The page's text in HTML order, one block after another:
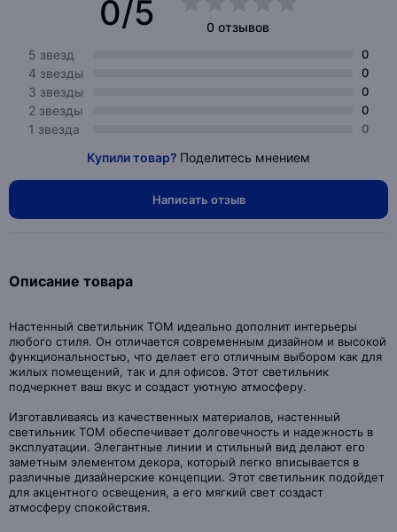
0/5
0 отзывов
5 звезд
0
4 звезды 0
3 звезды 0
2 звезды 0
1 звезда 0
Купили товар? Поделитесь мнением
Написать отзыв
Описание товара
Настенный светильник TOM идеально дополнит интерьеры
любого стиля. Он отличается современным дизайном и высокой
функциональностью, что делает его отличным выбором как для
жилых помещений, так и для офисов. Этот светильник
подчеркнет ваш вкус и создаст уютную атмосферу.
Изготавливаясь из качественных материалов, настенный
светильник TOM обеспечивает долговечность и надежность в
эксплуатации. Элегантные линии и стильный вид делают его
заметным элементом декора, который легко вписывается в
различные дизайнерские концепции. Этот светильник подойдет
для акцентного освещения, а его мягкий свет создаст
атмосферу спокойствия.